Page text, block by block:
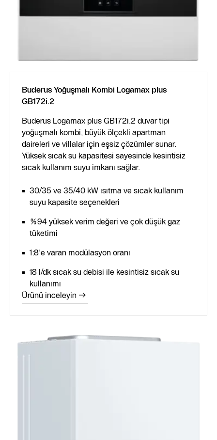
Buderus Yoğuşmalı Kombi Logamax plus
GB172i.2
Buderus Logamax plus GB172i.2 duvar tipi
yoğuşmalı kombi, büyük ölçekli apartman
daireleri ve villalar için eşsiz çözümler sunar.
Yüksek sıcak su kapasitesi sayesinde kesintisiz
sıcak kullanım suyu imkanı sağlar.
30/35 ve 35/40 kW ısıtma ve sıcak kullanım
suyu kapasite seçenekleri
%94 yüksek verim değeri ve çok düşük gaz
tüketimi
1:8'e varan modülasyon oranı
18 l/dk sıcak su debisi ile kesintisiz sıcak su
kullanımı
Ürünü inceleyin